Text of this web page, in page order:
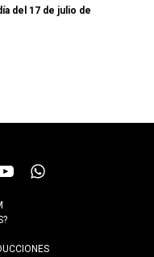
del 17 de julio de